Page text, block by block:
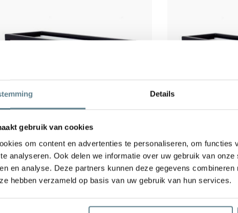
Details
gebruik van cookies
om content en advertenties te personaliseren, om functies
analyseren. Ook delen we informatie over uw gebruik van
en analyse. Deze partners kunnen deze gegevens
hebben verzameld op basis van uw gebruik van hun services.
Polyester plantenbak 100x50x50 cm Polyester
794,95